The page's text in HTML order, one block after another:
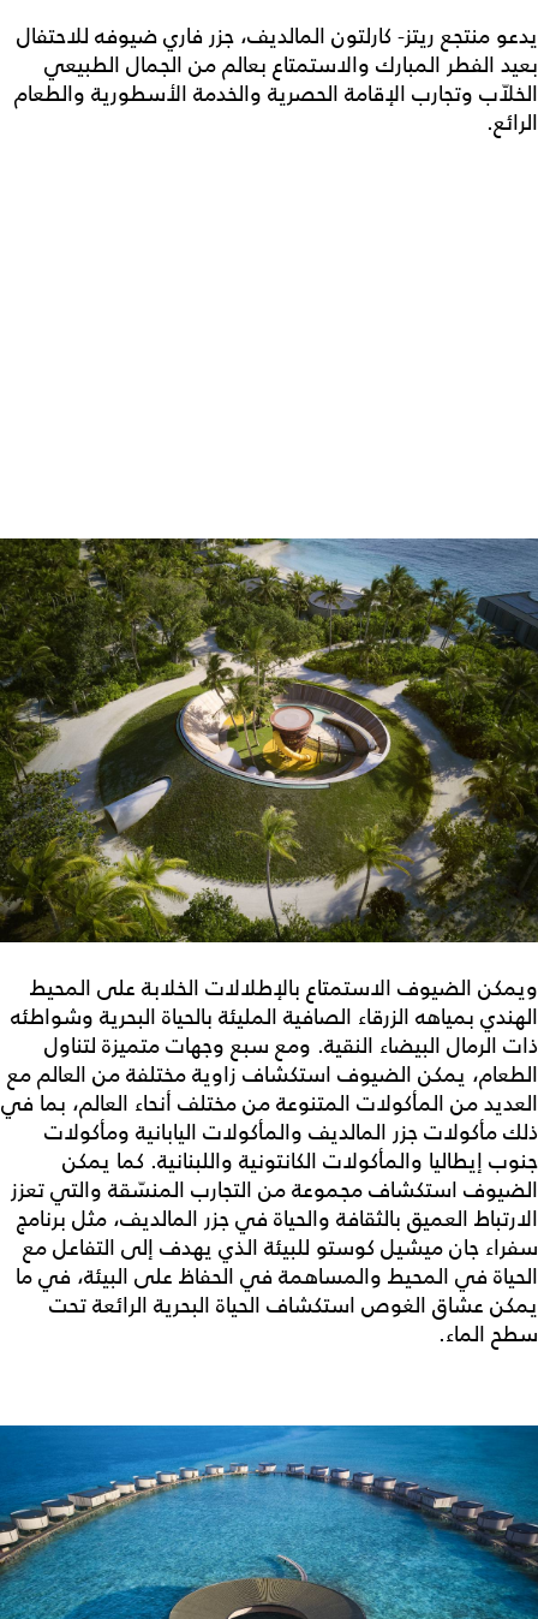
يدعو منتجع ريتز- كارلتون المالديف، جزر فاري ضيوفه للاحتفال
بعيد الفطر المبارك والاستمتاع بعالم من الجمال الطبيعي
الخلاّب وتجارب الإقامة الحصرية والخدمة الأسطورية والطعام
الرائع.
ويمكن الضيوف الاستمتاع بالإطلالات الخلابة على المحيط
الهندي بمياهه الزرقاء الصافية المليئة بالحياة البحرية وشواطئه
ذات الرمال البيضاء النقية. ومع سبع وجهات متميزة لتناول
الطعام، يمكن الضيوف استكشاف زاوية مختلفة من العالم مع
العديد من المأكولات المتنوعة من مختلف أنحاء العالم، بما في
ذلك مأكولات جزر المالديف والمأكولات اليابانية ومأكولات
جنوب إيطاليا والمأكولات الكانتونية واللبنانية. كما يمكن
الضيوف استكشاف مجموعة من التجارب المنسّقة والتي تعزز
الارتباط العميق بالثقافة والحياة في جزر المالديف، مثل برنامج
سفراء جان ميشيل كوستو للبيئة الذي يهدف إلى التفاعل مع
الحياة في المحيط والمساهمة في الحفاظ على البيئة، في ما
يمكن عشاق الغوص استكشاف الحياة البحرية الرائعة تحت
سطح الماء.